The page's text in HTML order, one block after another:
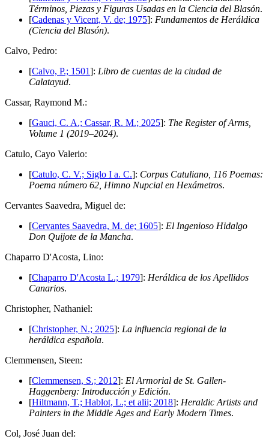
Términos, Piezas y Figuras Usadas en la Ciencia del Blasón.
[Cadenas y Vicent, V. de; 1975]: Fundamentos de Heráldica
(Ciencia del Blasón).
Calvo, Pedro:
[Calvo, P.; 1501]: Libro de cuentas de la ciudad de
Calatayud.
Cassar, Raymond M.:
[Gauci, C. A.; Cassar, R. M.; 2025]: The Register of Arms,
Volume 1 (2019–2024).
Catulo, Cayo Valerio:
[Catulo, C. V.; Siglo I a. C.]: Corpus Catuliano, 116 Poemas:
Poema número 62, Himno Nupcial en Hexámetros.
Cervantes Saavedra, Miguel de:
[Cervantes Saavedra, M. de; 1605]: El Ingenioso Hidalgo
Don Quijote de la Mancha.
Chaparro D'Acosta, Lino:
[Chaparro D'Acosta L.; 1979]: Heráldica de los Apellidos
Canarios.
Christopher, Nathaniel:
[Christopher, N.; 2025]: La influencia regional de la
heráldica española.
Clemmensen, Steen:
[Clemmensen, S.; 2012]: El Armorial de St. Gallen-
Haggenberg: Introducción y Edición.
[Hiltmann, T.; Hablot, L.; et alii; 2018]: Heraldic Artists and
Painters in the Middle Ages and Early Modern Times.
Col, José Juan del: